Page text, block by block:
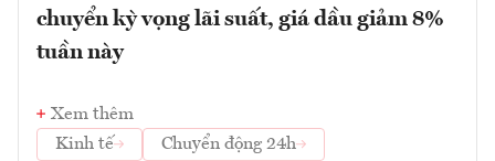
chuyển kỳ vọng lãi suất, giá dầu giảm 8%
tuần này
Xem thêm
Kinh tế
Chuyển động 24h